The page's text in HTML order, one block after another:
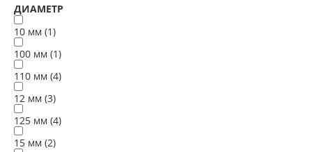
ДИАМЕТР
10 мм (1)
100 мм (1)
110 мм (4)
12 мм (3)
125 мм (4)
15 мм (2)